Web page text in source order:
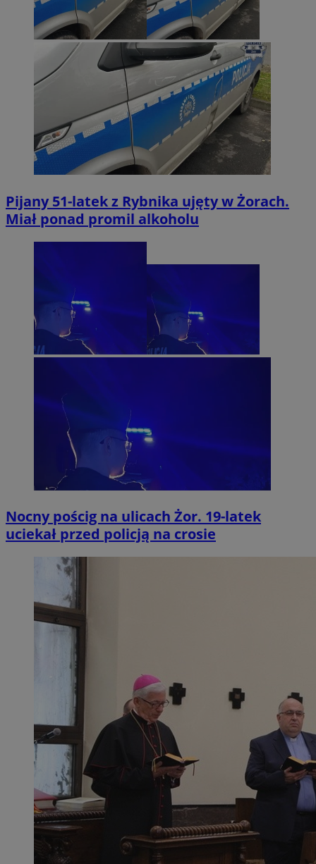
Pijany 51-latek z Rybnika ujęty w Żorach.
Miał ponad promil alkoholu
Nocny pościg na ulicach Żor. 19-latek
uciekał przed policją na crosie